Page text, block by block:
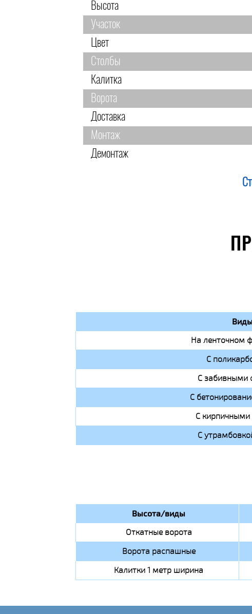
Высота
Участок
Цвет
Столбы
Калитка
Ворота
Доставка
Монтаж
Демонтаж
На ленточном
С
С забивными
С
С
С
Высота/виды
Откатные ворота
Ворота распашные
Калитки 1 метр ширина